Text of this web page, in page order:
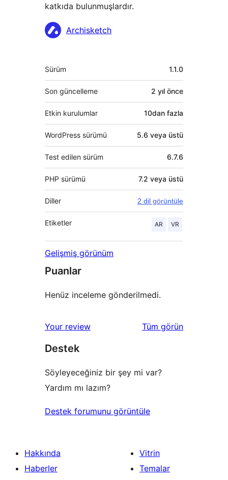
katkıda bulunmuşlardır.
KatkıdaArchisketch
Meta
Sürüm 1.1.0
Son güncelleme 2 yıl önce
Etkin kurulumlar 10dan fazla
WordPress sürümü 5.6 veya üstü
Test edilen sürüm 6.7.6
PHP sürümü 7.2 veya üstü
Diller 2 dil görüntüle
Etiketler AR VR
Gelişmiş görünüm
Puanlar
Henüz inceleme gönderilmedi.
Your review Tüm değerlendirmeleri
görün
Destek
Söyleyeceğiniz bir şey mi var?
Yardım mı lazım?
Destek forumunu görüntüle
Hakkında
Haberler
Vitrin
Temalar